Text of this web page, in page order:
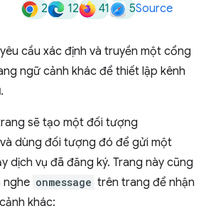
2 12 41 5Source
yêu cầu xác định và truyền một cổng
ngữ cảnh khác để thiết lập kênh
.
sẽ tạo một đối tượng
và dùng đối tượng đó để gửi một
dịch vụ đã đăng ký. Trang này cũng
nghe onmessage trên trang để nhận
khác: